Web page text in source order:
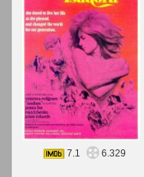
7.1
6.329